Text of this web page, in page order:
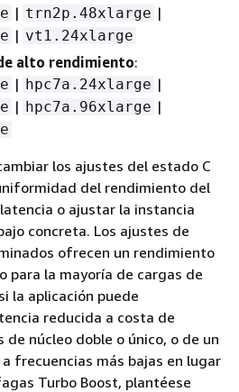
| trn2p.48xlarge |
| vt1.24xlarge
alto rendimiento:
| hpc7a.24xlarge |
| hpc7a.96xlarge |
los ajustes del estado C
del rendimiento del
o ajustar la instancia
concreta. Los ajustes de
ofrecen un rendimiento
para la mayoría de cargas de
la aplicación puede
reducida a costa de
núcleo doble o único, o de un
frecuencias más bajas en lugar
Turbo Boost, plantéese